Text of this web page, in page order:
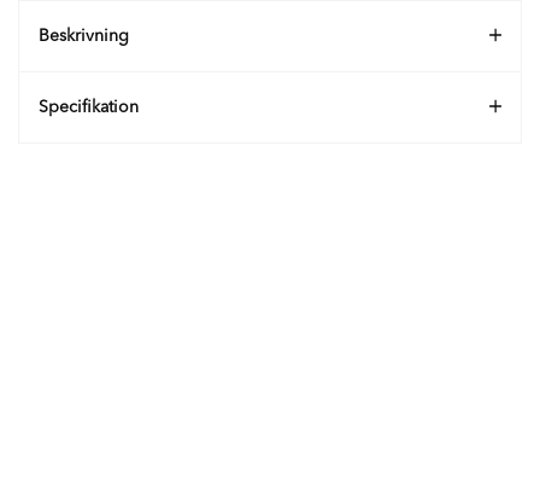
Beskrivning
Specifikation